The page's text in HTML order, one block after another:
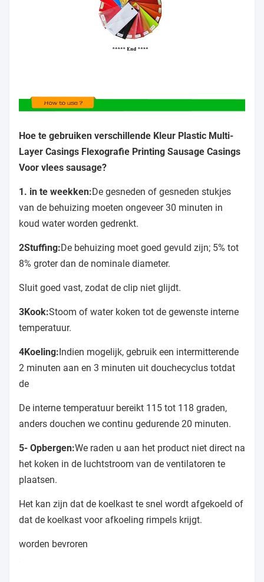
Hoe te gebruiken verschillende Kleur Plastic Multi-
Layer Casings Flexografie Printing Sausage Casings
Voor vlees sausage?
1. in te weekken:De gesneden of gesneden stukjes
van de behuizing moeten ongeveer 30 minuten in
koud water worden gedrenkt.
2Stuffing:De behuizing moet goed gevuld zijn; 5% tot
8% groter dan de nominale diameter.
Sluit goed vast, zodat de clip niet glijdt.
3Kook:Stoom of water koken tot de gewenste interne
temperatuur.
4Koeling:Indien mogelijk, gebruik een intermitterende
2 minuten aan en 3 minuten uit douchecyclus totdat
de
De interne temperatuur bereikt 115 tot 118 graden,
anders douchen we continu gedurende 20 minuten.
5- Opbergen:We raden u aan het product niet direct na
het koken in de luchtstroom van de ventilatoren te
plaatsen.
Het kan zijn dat de koelkast te snel wordt afgekoeld of
dat de koelkast voor afkoeling rimpels krijgt.
worden bevroren